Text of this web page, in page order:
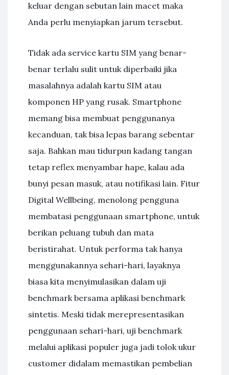
keluar dengan sebutan lain macet maka
Anda perlu menyiapkan jarum tersebut.
Tidak ada service kartu SIM yang benar-
benar terlalu sulit untuk diperbaiki jika
masalahnya adalah kartu SIM atau
komponen HP yang rusak. Smartphone
memang bisa membuat penggunanya
kecanduan, tak bisa lepas barang sebentar
saja. Bahkan mau tidurpun kadang tangan
tetap reflex menyambar hape, kalau ada
bunyi pesan masuk, atau notifikasi lain. Fitur
Digital Wellbeing, menolong pengguna
membatasi penggunaan smartphone, untuk
berikan peluang tubuh dan mata
beristirahat. Untuk performa tak hanya
menggunakannya sehari-hari, layaknya
biasa kita menyimulasikan dalam uji
benchmark bersama aplikasi benchmark
sintetis. Meski tidak merepresentasikan
penggunaan sehari-hari, uji benchmark
melalui aplikasi populer juga jadi tolok ukur
customer didalam memastikan pembelian